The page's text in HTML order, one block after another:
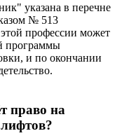
указана в перечне
№ 513
профессии может
программы
и по окончании
право на